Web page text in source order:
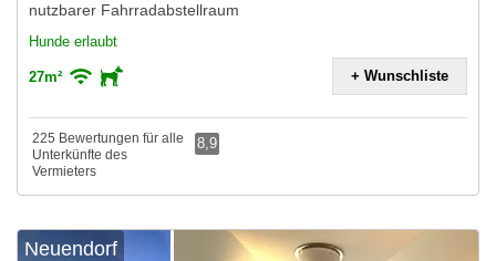
nutzbarer Fahrradabstellraum
Hunde erlaubt
27m² + Wunschliste
225 Bewertungen für alle
Unterkünfte des
Vermieters
8,9
Neuendorf